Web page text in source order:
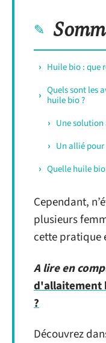
Huile bio : que
Quels sont les
huile bio ?
Une
Un allié
Quelle huile
Cependant,
plusieurs
cette pratique
A lire en
d'allaitement
?
Découvrez